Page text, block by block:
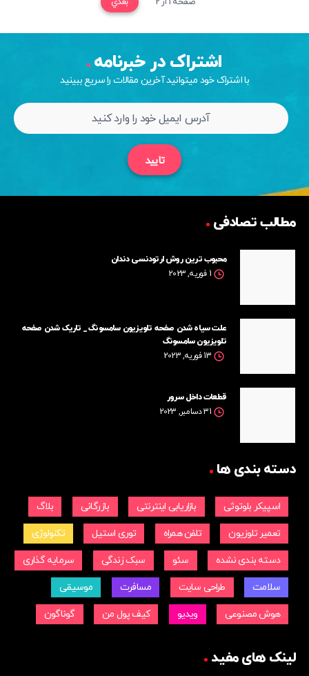
اشتراک در خبرنامه
با اشتراک خود میتوانید آخرین مقالات را سریع ببینید
تایید
مطالب تصادفی
محبوب ترین روش ارتودنسی دندان
1 فوریه, 2023
علت سیاه شدن صفحه تلویزیون سامسونگ _ تاریک شدن صفحه
تلویزیون سامسونگ
13 فوریه, 2023
قطعات داخل سرور
31 دسامبر, 2023
دسته بندی ها
اسپیکر بلوتوثی بازاریابی اینترنتی بازرگانی بلاگ
تعمیر تلوزیون تلفن همراه توری استیل تکنولوژی
دسته بندی نشده سئو سبک زندگی سرمایه گذاری
سلامت طراحی سایت مسافرت موسیقی
هوش مصنوعی ویدیو کیف پول من گوناگون
لینک های مفید